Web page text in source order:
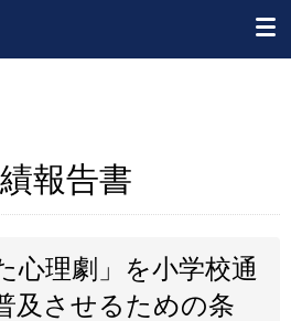
報告書
心理劇」を小学校通
及させるための条